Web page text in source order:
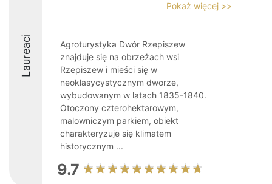
Laureaci
Pokaż więcej >>
Agroturystyka Dwór Rzepiszew
znajduje się na obrzeżach wsi
Rzepiszew i mieści się w
neoklasycystycznym dworze,
wybudowanym w latach 1835-1840.
Otoczony czterohektarowym,
malowniczym parkiem, obiekt
charakteryzuje się klimatem
historycznym ...
9.7